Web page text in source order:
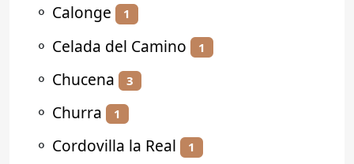
⚬ Calonge 1
⚬ Celada del Camino 1
⚬ Chucena 3
⚬ Churra 1
⚬ Cordovilla la Real 1